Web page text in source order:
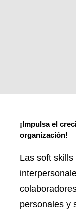
¡Impulsa el
organización!
Las soft
personales y